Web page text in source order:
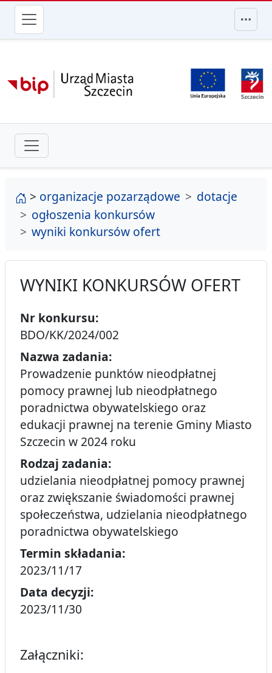
przejdź do głównego menu
strona główna
> organizacje pozarządowe
dotacje
ogłoszenia konkursów
wyniki konkursów ofert
WYNIKI KONKURSÓW OFERT
Nr konkursu:
BDO/KK/2024/002
Nazwa zadania:
Prowadzenie punktów nieodpłatnej
pomocy prawnej lub nieodpłatnego
poradnictwa obywatelskiego oraz
edukacji prawnej na terenie Gminy Miasto
Szczecin w 2024 roku
Rodzaj zadania:
udzielania nieodpłatnej pomocy prawnej
oraz zwiększanie świadomości prawnej
społeczeństwa, udzielania nieodpłatnego
poradnictwa obywatelskiego
Termin składania:
2023/11/17
Data decyzji:
2023/11/30
Załączniki: